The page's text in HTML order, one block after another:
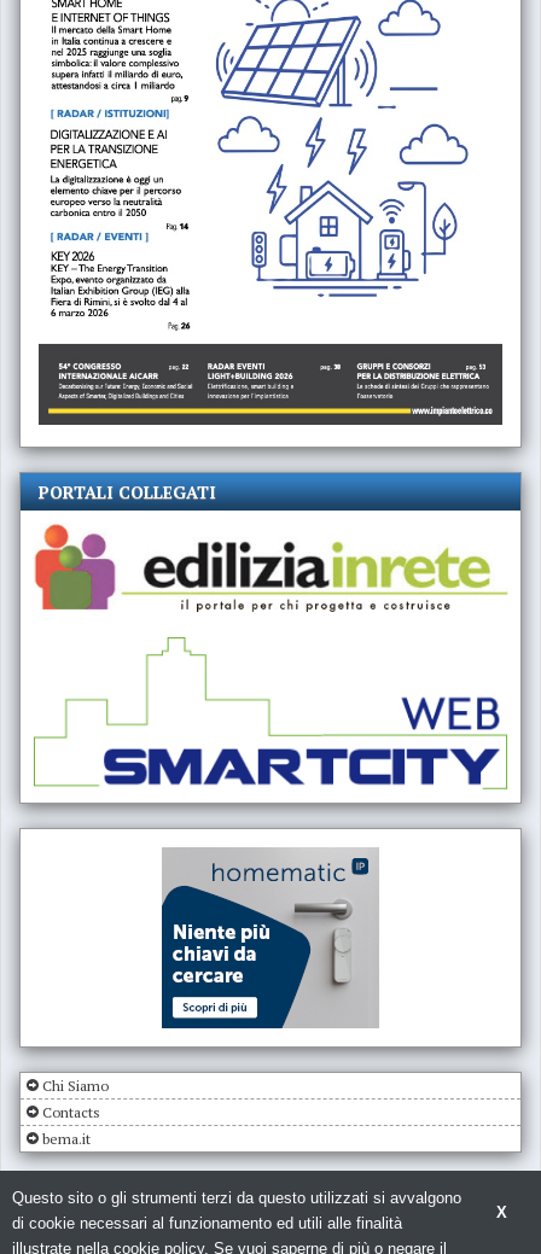
PORTALI COLLEGATI
Chi Siamo
Contacts
bema.it
X
Questo sito o gli strumenti terzi da questo utilizzati si avvalgono
di cookie necessari al funzionamento ed utili alle finalità
illustrate nella cookie policy. Se vuoi saperne di più o negare il